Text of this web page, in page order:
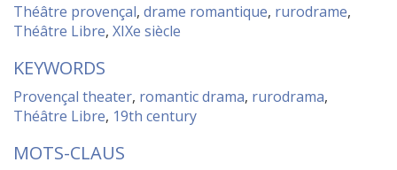
Théâtre provençal, drame romantique, rurodrame,
Théâtre Libre, XIXe siècle
KEYWORDS
Provençal theater, romantic drama, rurodrama,
Théâtre Libre, 19th century
MOTS-CLAUS